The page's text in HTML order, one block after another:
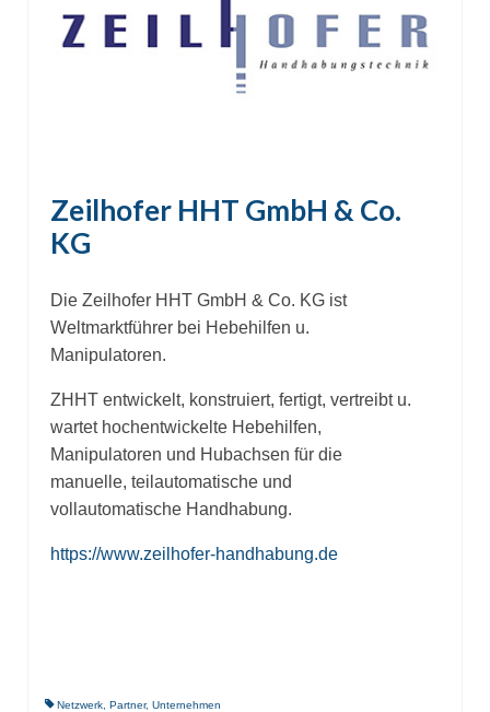
Zeilhofer HHT GmbH & Co.
KG
Die Zeilhofer HHT GmbH & Co. KG ist
Weltmarktführer bei Hebehilfen u.
Manipulatoren.
ZHHT entwickelt, konstruiert, fertigt, vertreibt u.
wartet hochentwickelte Hebehilfen,
Manipulatoren und Hubachsen für die
manuelle, teilautomatische und
vollautomatische Handhabung.
https://www.zeilhofer-handhabung.de
Netzwerk Partner, Unternehmen